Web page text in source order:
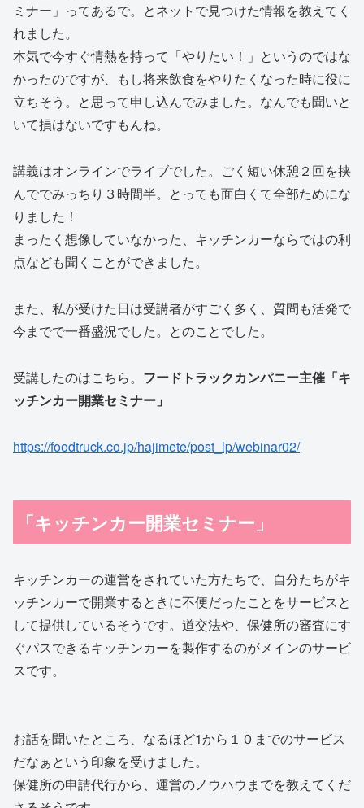
ミナー」ってあるで。とネットで見つけた情報を教えてく
れました。
本気で今すぐ情熱を持って「やりたい！」というのではな
かったのですが、もし将来飲食をやりたくなった時に役に
立ちそう。と思って申し込んでみました。なんでも聞いと
いて損はないですもんね。
講義はオンラインでライブでした。ごく短い休憩２回を挟
んででみっちり３時間半。とっても面白くて全部ためにな
りました！
まったく想像していなかった、キッチンカーならではの利
点なども聞くことができました。
また、私が受けた日は受講者がすごく多く、質問も活発で
今までで一番盛況でした。とのことでした。
受講したのはこちら。 フードトラックカンパニー主催「キ
ッチンカー開業セミナー」
https://foodtruck.co.jp/hajimete/post_lp/webinar02/
「キッチンカー開業セミナー」
キッチンカーの運営をされていた方たちで、自分たちがキ
ッチンカーで開業するときに不便だったことをサービスと
して提供しているそうです。道交法や、保健所の審査にす
ぐパスできるキッチンカーを製作するのがメインのサービ
スです。
お話を聞いたところ、なるほど1から１０までのサービス
だなぁという印象を受けました。
保健所の申請代行から、運営のノウハウまでを教えてくだ